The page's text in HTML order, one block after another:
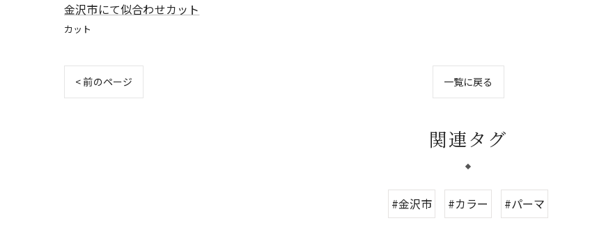
金沢市にて似合わせカット
カット
< 前のページ 一覧に戻る
関連タグ
#金沢市 #カラー #パーマ